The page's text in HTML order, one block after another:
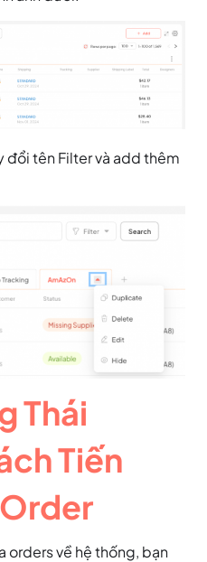
đổi tên Filter và add thêm
Thái
Tiến
orders về hệ thống, bạn